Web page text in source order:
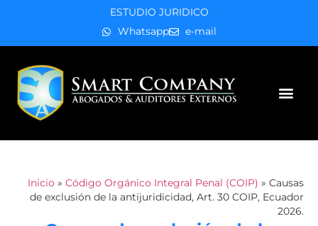
ESTUDIO JURIDICO
Whatsapp
e-mail
Inicio » Código Orgánico Integral Penal (COIP) » Causas
de exclusión de la antijuridicidad, Art. 30 COIP, Ecuador
2026.